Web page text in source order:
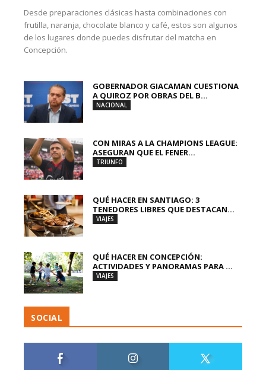
Desde preparaciones clásicas hasta combinaciones con
frutilla, naranja, chocolate blanco y café, estos son algunos
de los lugares donde puedes disfrutar del matcha en
Concepción.
GOBERNADOR GIACAMAN CUESTIONA
A QUIROZ POR OBRAS DEL B...
NACIONAL
CON MIRAS A LA CHAMPIONS LEAGUE:
ASEGURAN QUE EL FENER...
TRIUNFO
QUÉ HACER EN SANTIAGO: 3
TENEDORES LIBRES QUE DESTACAN...
VIAJES
QUÉ HACER EN CONCEPCIÓN:
ACTIVIDADES Y PANORAMAS PARA ...
VIAJES
SOCIAL